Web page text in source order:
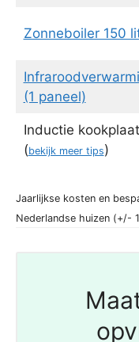
Zonneboiler 150
(1 paneel)
Inductie kookplaat
(bekijk meer tips)
Jaarlijkse kosten en
Nederlandse huizen (+/-